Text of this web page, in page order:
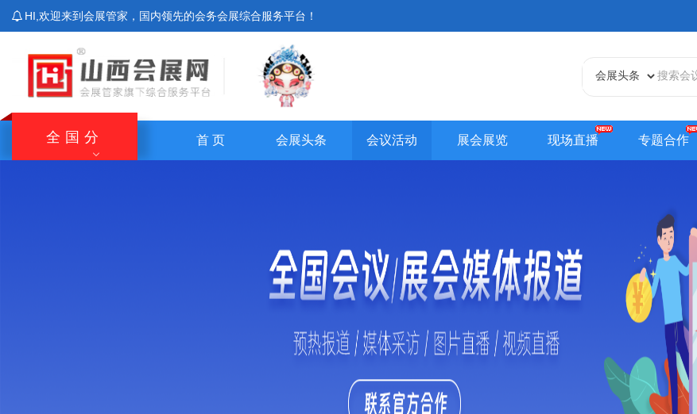
HI,欢迎来到会展管家，国内领先的会务会展综合服务平台！
全国分 首 页 会展头条 会议活动 展会展览 现场直播 专题合作
台湾站